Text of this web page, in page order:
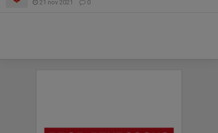
21 nov 2021 0